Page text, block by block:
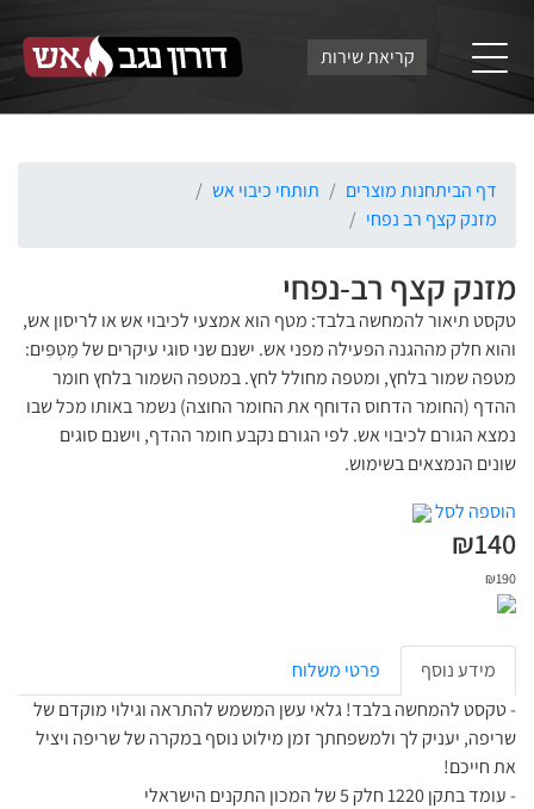
קריאת שירות
דף הביתחנות מוצרים
תותחי כיבוי אש
מזנק קצף רב נפחי
מזנק קצף רב-נפחי
טקסט תיאור להמחשה בלבד: מטף הוא אמצעי לכיבוי אש או לריסון אש,
והוא חלק מההגנה הפעילה מפני אש. ישנם שני סוגי עיקרים של מַטְפִּים:
מטפה שמור בלחץ, ומטפה מחולל לחץ. במטפה השמור בלחץ חומר
ההדף (החומר הדחוס הדוחף את החומר החוצה) נשמר באותו מכל שבו
נמצא הגורם לכיבוי אש. לפי הגורם נקבע חומר ההדף, וישנם סוגים
שונים הנמצאים בשימוש.
הוספה לסל
₪140
₪190
מידע נוסף
פרטי משלוח
- טקסט להמחשה בלבד! גלאי עשן המשמש להתראה וגילוי מוקדם של
שריפה, יעניק לך ולמשפחתך זמן מילוט נוסף במקרה של שריפה ויציל
את חייכם!
- עומד בתקן 1220 חלק 5 של המכון התקנים הישראלי